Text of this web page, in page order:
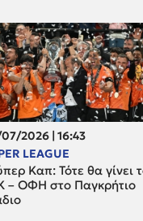
2026 | 16:43
LEAGUE
Καπ: Τότε θα γίνει
– ΟΦΗ στο Παγκρήτιο